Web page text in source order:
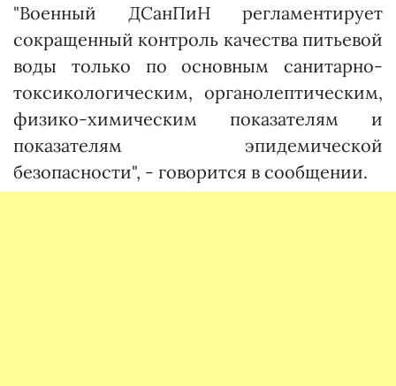
"Военный ДСанПиН регламентирует
сокращенный контроль качества питьевой
воды только по основным санитарно-
токсикологическим, органолептическим,
физико-химическим показателям и
показателям эпидемической
безопасности", - говорится в сообщении.